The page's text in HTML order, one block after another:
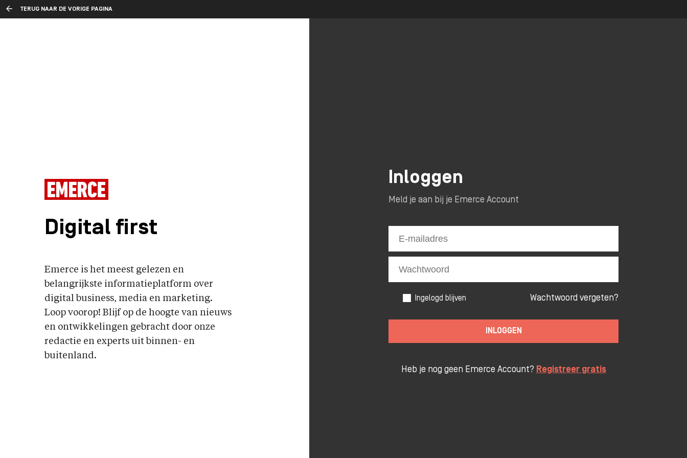
TERUG NAAR DE VORIGE PAGINA
Digital first
Emerce is het meest gelezen en
belangrijkste informatieplatform over
digital business, media en marketing.
Loop voorop! Blijf op de hoogte van nieuws
en ontwikkelingen gebracht door onze
redactie en experts uit binnen- en
buitenland.
Inloggen
Meld je aan bij je Emerce Account
Ingelogd blijven Wachtwoord vergeten?
INLOGGEN
Heb je nog geen Emerce Account? Registreer gratis